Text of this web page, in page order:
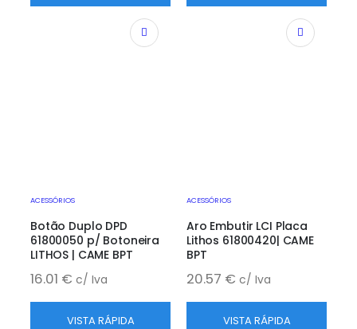
VISTA RÁPIDA
ACESSÓRIOS
Botão Duplo DPD
61800050 p/ Botoneira
LITHOS | CAME BPT
16.01 € c/ Iva
VISTA RÁPIDA
ACESSÓRIOS
Aro Embutir LCI Placa
Lithos 61800420| CAME
BPT
20.57 € c/ Iva